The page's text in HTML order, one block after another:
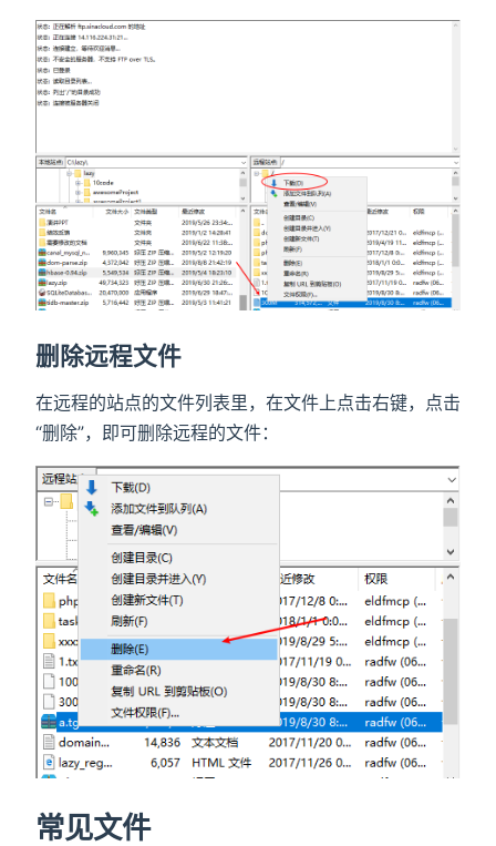
删除远程文件
在远程的站点的文件列表里，在文件上点击右键，点击
“删除”，即可删除远程的文件：
常见文件